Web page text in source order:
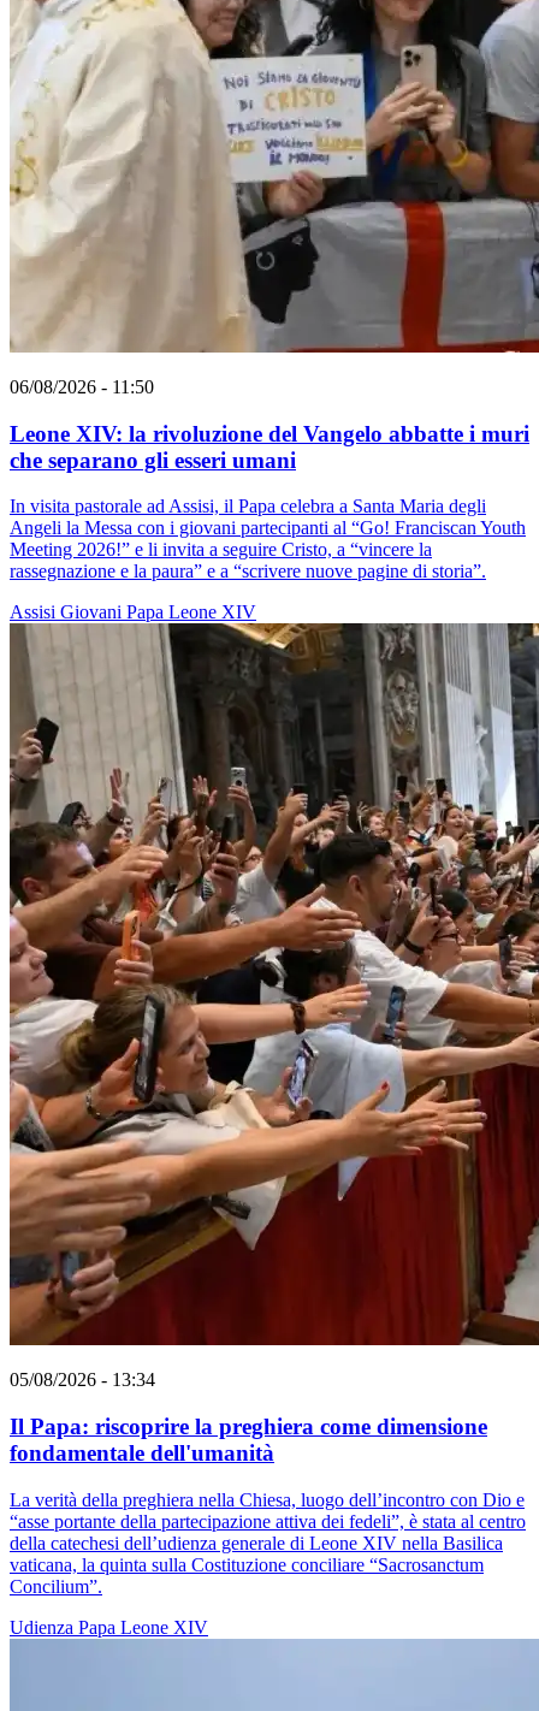
06/08/2026 - 11:50
Leone XIV: la rivoluzione del Vangelo abbatte i muri
che separano gli esseri umani
In visita pastorale ad Assisi, il Papa celebra a Santa Maria degli
Angeli la Messa con i giovani partecipanti al “Go! Franciscan Youth
Meeting 2026!” e li invita a seguire Cristo, a “vincere la
rassegnazione e la paura” e a “scrivere nuove pagine di storia”.
Assisi Giovani Papa Leone XIV
05/08/2026 - 13:34
Il Papa: riscoprire la preghiera come dimensione
fondamentale dell'umanità
La verità della preghiera nella Chiesa, luogo dell’incontro con Dio e
“asse portante della partecipazione attiva dei fedeli”, è stata al centro
della catechesi dell’udienza generale di Leone XIV nella Basilica
vaticana, la quinta sulla Costituzione conciliare “Sacrosanctum
Concilium”.
Udienza Papa Leone XIV